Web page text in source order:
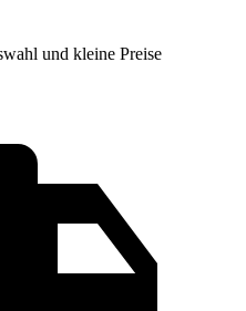
und kleine Preise